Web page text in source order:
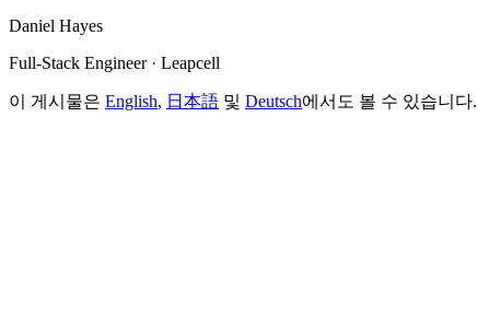
Daniel Hayes
Full-Stack Engineer · Leapcell
이 게시물은 English, 日本語 및 Deutsch에서도 볼 수 있습니다.